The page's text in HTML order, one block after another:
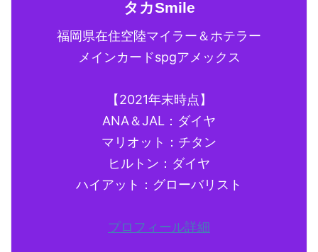
タカSmile
福岡県在住空陸マイラー＆ホテラー
メインカードspgアメックス
【2021年末時点】
ANA＆JAL：ダイヤ
マリオット：チタン
ヒルトン：ダイヤ
ハイアット：グローバリスト
プロフィール詳細